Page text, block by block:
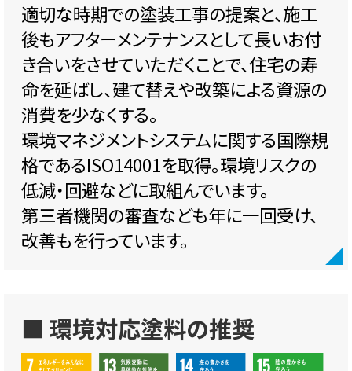
適切な時期での塗装工事の提案と、施工
後もアフターメンテナンスとして長いお付
き合いをさせていただくことで、住宅の寿
命を延ばし、建て替えや改築による資源の
消費を少なくする。
環境マネジメントシステムに関する国際規
格であるISO14001を取得。環境リスクの
低減・回避などに取組んでいます。
第三者機関の審査なども年に一回受け、
改善もを行っています。
■ 環境対応塗料の推奨